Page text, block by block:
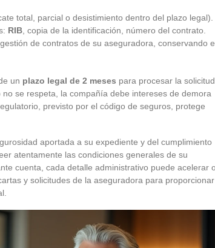
total, parcial o desistimiento dentro del plazo legal).
RIB , copia de la identificación, número del contrato.
de contratos de su aseguradora, conservando
un plazo legal de 2 meses para procesar la
no se respeta, la compañía debe intereses de demora
previsto por el código de seguros, protege
aportada a su expediente y del cumplimiento
atentamente las condiciones generales de su
cuenta, cada detalle administrativo puede acelerar o
y solicitudes de la aseguradora para proporcionar